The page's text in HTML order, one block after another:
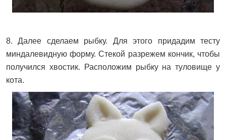
8. Далее сделаем рыбку. Для этого придадим тесту
миндалевидную форму. Стекой разрежем кончик, чтобы
получился хвостик. Расположим рыбку на туловище у
кота.